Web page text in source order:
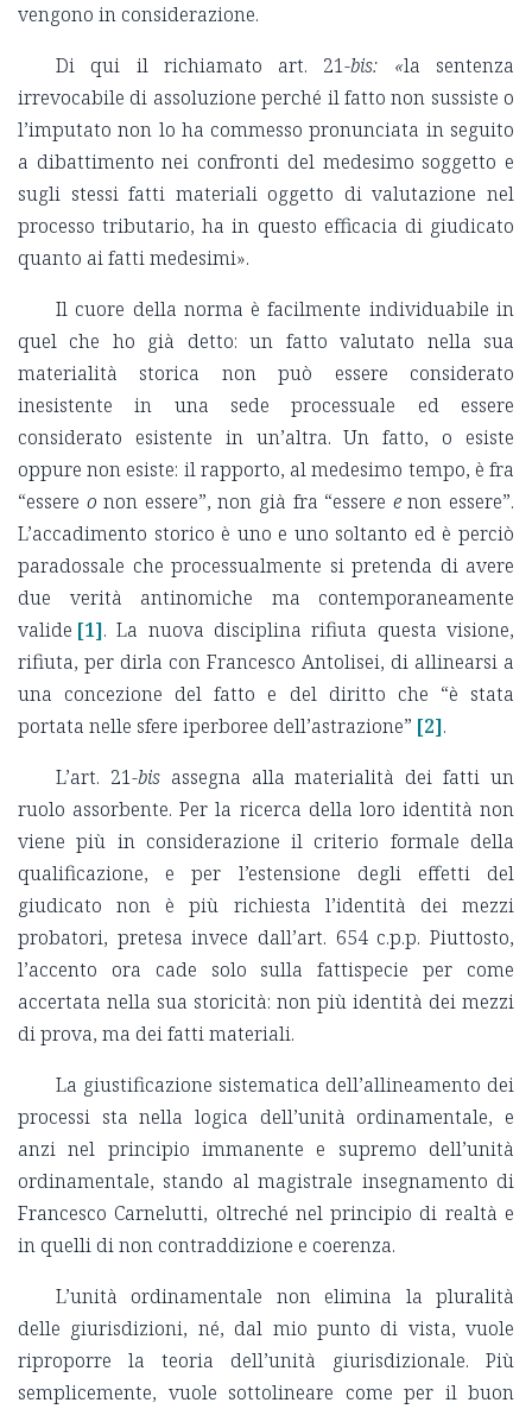
vengono in considerazione.
Di qui il richiamato art. 21-bis: «la sentenza
irrevocabile di assoluzione perché il fatto non sussiste o
l’imputato non lo ha commesso pronunciata in seguito
a dibattimento nei confronti del medesimo soggetto e
sugli stessi fatti materiali oggetto di valutazione nel
processo tributario, ha in questo efficacia di giudicato
quanto ai fatti medesimi».
Il cuore della norma è facilmente individuabile in
quel che ho già detto: un fatto valutato nella sua
materialità storica non può essere considerato
inesistente in una sede processuale ed essere
considerato esistente in un’altra. Un fatto, o esiste
oppure non esiste: il rapporto, al medesimo tempo, è fra
“essere onon essere”, non già fra “essere enon essere”.
L’accadimento storico è uno e uno soltanto ed è perciò
paradossale che processualmente si pretenda di avere
due verità antinomiche ma contemporaneamente
valide [1]. La nuova disciplina rifiuta questa visione,
rifiuta, per dirla con Francesco Antolisei, di allinearsi a
una concezione del fatto e del diritto che “è stata
portata nelle sfere iperboree dell’astrazione” [2].
L’art. 21-bisassegna alla materialità dei fatti un
ruolo assorbente. Per la ricerca della loro identità non
viene più in considerazione il criterio formale della
qualificazione, e per l’estensione degli effetti del
giudicato non è più richiesta l’identità dei mezzi
probatori, pretesa invece dall’art. 654 c.p.p. Piuttosto,
l’accento ora cade solo sulla fattispecie per come
accertata nella sua storicità: non più identità dei mezzi
di prova, ma dei fatti materiali.
La giustificazione sistematica dell’allineamento dei
processi sta nella logica dell’unità ordinamentale, e
anzi nel principio immanente e supremo dell’unità
ordinamentale, stando al magistrale insegnamento di
Francesco Carnelutti, oltreché nel principio di realtà e
in quelli di non contraddizione e coerenza.
L’unità ordinamentale non elimina la pluralità
delle giurisdizioni, né, dal mio punto di vista, vuole
riproporre la teoria dell’unità giurisdizionale. Più
semplicemente, vuole sottolineare come per il buon